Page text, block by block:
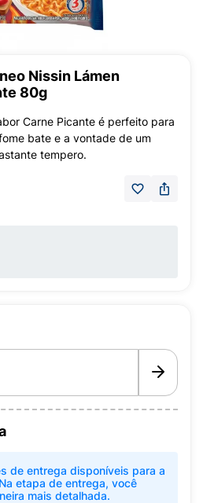
Nissin Lámen
80g
Carne Picante é perfeito para
bate e a vontade de um
tempero.
de entrega disponíveis para a
etapa de entrega, você
mais detalhada.